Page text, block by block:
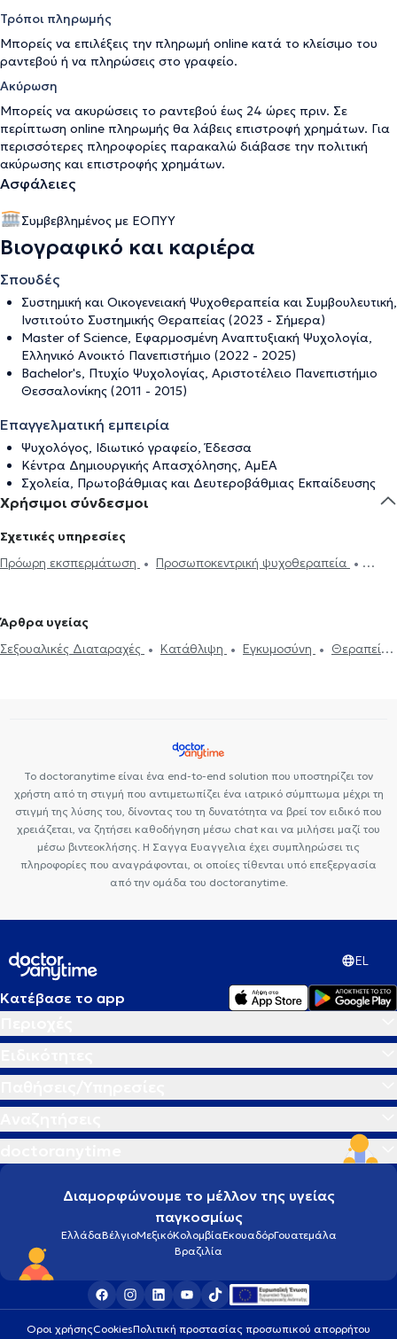
Τρόποι πληρωμής
Μπορείς να επιλέξεις την πληρωμή online κατά το κλείσιμο του
ραντεβού ή να πληρώσεις στο γραφείο.
Ακύρωση
Μπορείς να ακυρώσεις το ραντεβού έως 24 ώρες πριν. Σε
περίπτωση online πληρωμής θα λάβεις επιστροφή χρημάτων. Για
περισσότερες πληροφορίες παρακαλώ διάβασε την πολιτική
ακύρωσης και επιστροφής χρημάτων.
Ασφάλειες
Συμβεβλημένος με ΕΟΠΥΥ
Βιογραφικό και καριέρα
Σπουδές
Συστημική και Οικογενειακή Ψυχοθεραπεία και Συμβουλευτική,
Ινστιτούτο Συστημικής Θεραπείας (2023 - Σήμερα)
Master of Science, Εφαρμοσμένη Αναπτυξιακή Ψυχολογία,
Ελληνικό Ανοικτό Πανεπιστήμιο (2022 - 2025)
Bachelor's, Πτυχίο Ψυχολογίας, Αριστοτέλειο Πανεπιστήμιο
Θεσσαλονίκης (2011 - 2015)
Επαγγελματική εμπειρία
Ψυχολόγος, Ιδιωτικό γραφείο, Έδεσσα
Κέντρα Δημιουργικής Απασχόλησης, ΑμΕΑ
Σχολεία, Πρωτοβάθμιας και Δευτεροβάθμιας Εκπαίδευσης
Χρήσιμοι σύνδεσμοι
Σχετικές υπηρεσίες
Πρόωρη εκσπερμάτωση
Προσωποκεντρική ψυχοθεραπεία
και παιδιών
Ομαδική ψυχοθεραπεία
ενδυνάμωση
Συμβουλευτική φροντιστών ατόμων με άνοια
Life
Άρθρα υγείας
Σεξουαλικές Διαταραχές
Κατάθλιψη Εγκυμοσύνη
Θεραπεία
Τεστ επαγγελματικού προσανατολισμού
Το doctoranytime είναι ένα end-to-end solution που υποστηρίζει τον
χρήστη από τη στιγμή που αντιμετωπίζει ένα ιατρικό σύμπτωμα μέχρι τη
στιγμή της λύσης του, δίνοντας του τη δυνατότητα να βρεί τον ειδικό που
χρειάζεται, να ζητήσει καθοδήγηση μέσω chat και να μιλήσει μαζί του
μέσω βιντεοκλήσης. Η Σαγγα Ευαγγελια έχει συμπληρώσει τις
πληροφορίες που αναγράφονται, οι οποίες τίθενται υπό επεξεργασία
από την ομάδα του doctoranytime.
EL
Κατέβασε το app
Διαμορφώνουμε το μέλλον της υγείας
παγκοσμίως
ΕλλάδαΒέλγιοΜεξικόΚολομβίαΕκουαδόρΓουατεμάλα
Βραζιλία
Οροι χρήσηςCookiesΠολιτική προστασίας προσωπικού απορρήτου